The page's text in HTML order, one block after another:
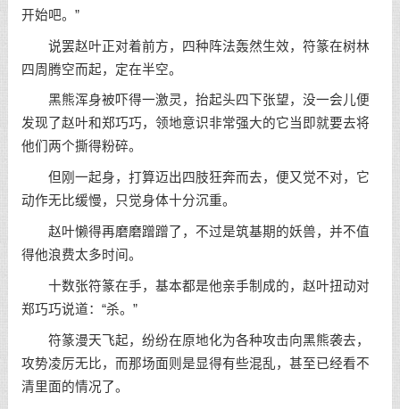
开始吧。”
说罢赵叶正对着前方，四种阵法轰然生效，符篆在树林
四周腾空而起，定在半空。
黑熊浑身被吓得一激灵，抬起头四下张望，没一会儿便
发现了赵叶和郑巧巧，领地意识非常强大的它当即就要去将
他们两个撕得粉碎。
但刚一起身，打算迈出四肢狂奔而去，便又觉不对，它
动作无比缓慢，只觉身体十分沉重。
赵叶懒得再磨磨蹭蹭了，不过是筑基期的妖兽，并不值
得他浪费太多时间。
十数张符篆在手，基本都是他亲手制成的，赵叶扭动对
郑巧巧说道：“杀。”
符篆漫天飞起，纷纷在原地化为各种攻击向黑熊袭去，
攻势凌厉无比，而那场面则是显得有些混乱，甚至已经看不
清里面的情况了。